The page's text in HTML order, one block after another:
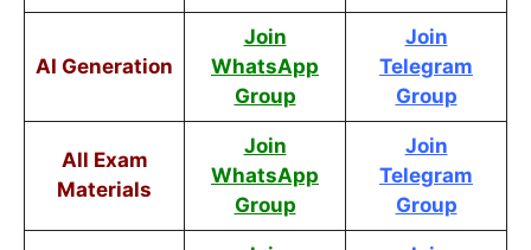
AI Generation
Join
WhatsApp
Group
Join
Telegram
Group
All Exam
Materials
Join
WhatsApp
Group
Join
Telegram
Group